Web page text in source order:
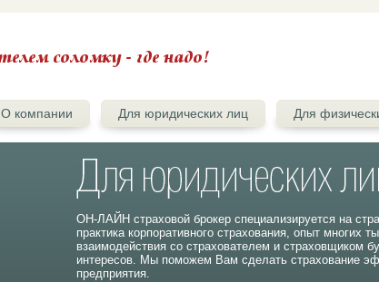
О компании Для юридических лиц Для
ОН-ЛАЙН страховой брокер специализируется на
практика корпоративного страхования, опыт многих
взаимодействия со страхователем и страховщиком
интересов. Мы поможем Вам сделать страхование
предприятия.